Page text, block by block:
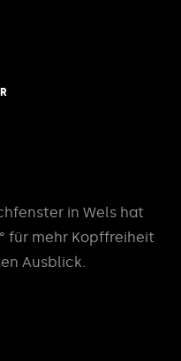
in Wels hat
für mehr Kopffreiheit
Ausblick.